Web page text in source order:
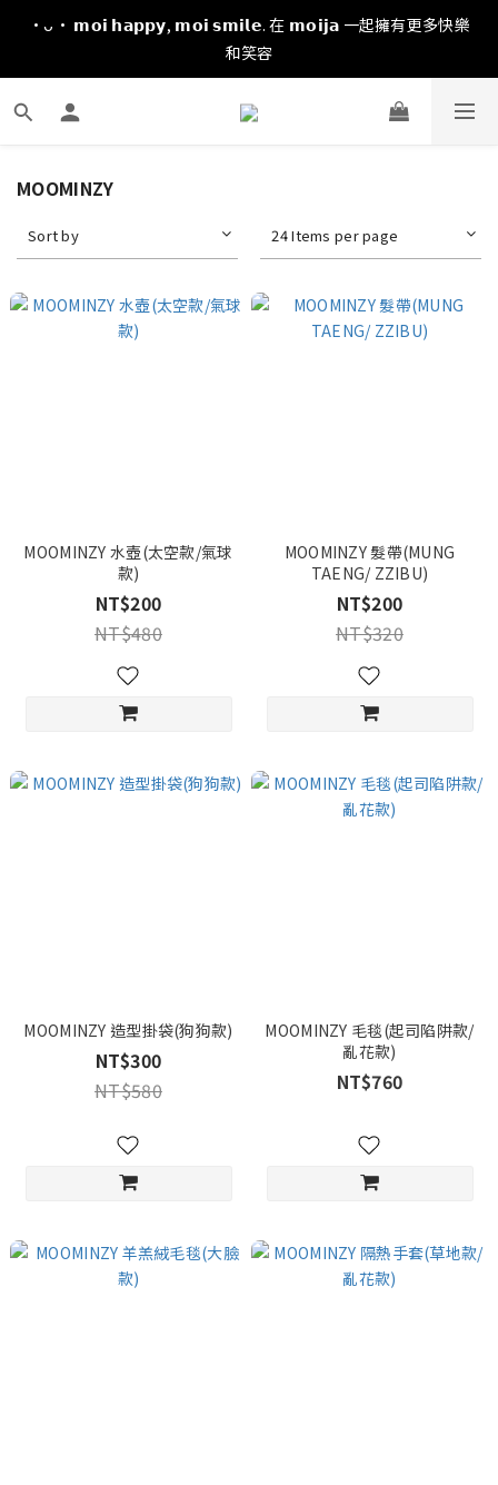
·ᴗ· 𝗺𝗼𝗶 𝗵𝗮𝗽𝗽𝘆, 𝗺𝗼𝗶 𝘀𝗺𝗶𝗹𝗲. 在 𝗺𝗼𝗶𝗷𝗮 一起擁有更多快樂
和笑容
MOOMINZY
Sort by 24 Items per page
MOOMINZY 水壺(太空款/氣球
款)
NT$200
NT$480
MOOMINZY 髮帶(MUNG
TAENG/ ZZIBU)
NT$200
NT$320
MOOMINZY 造型掛袋(狗狗款)
NT$300
NT$580
MOOMINZY 毛毯(起司陷阱款/
亂花款)
NT$760